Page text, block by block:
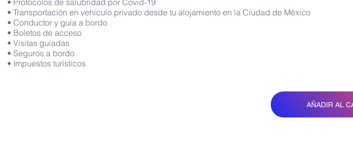
• Protocolos de salubridad por Covid-19
• Transportación en vehículo privado desde tu alojamiento en la Ciudad de México
• Conductor y guía a bordo
• Boletos de acceso
• Visitas guiadas
• Seguros a bordo
• Impuestos turísticos
AÑADIR AL